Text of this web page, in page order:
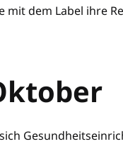
dem Label ihre